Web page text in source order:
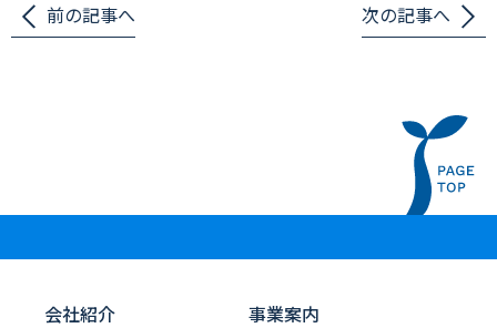
前の記事へ 次の記事へ
会社紹介
事業案内